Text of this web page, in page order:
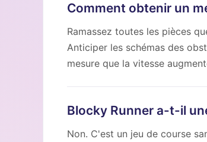
Comment obtenir un
Ramassez toutes les pièces
Anticiper les schémas des
mesure que la vitesse
Blocky Runner a-t-il
Non. C'est un jeu de course